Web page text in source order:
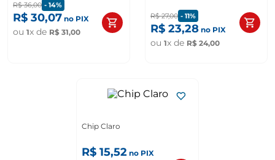
R$ 36,00 - 14%
R$ 30,07 no PIX
ou 1x de R$ 31,00
R$ 27,00 - 11%
R$ 23,28 no PIX
ou 1x de R$ 24,00
Chip Claro
R$ 15,52 no PIX